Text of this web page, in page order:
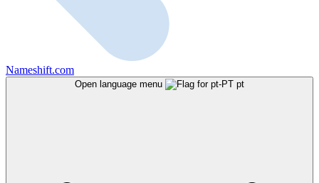
Nameshift.com
Open language menu pt